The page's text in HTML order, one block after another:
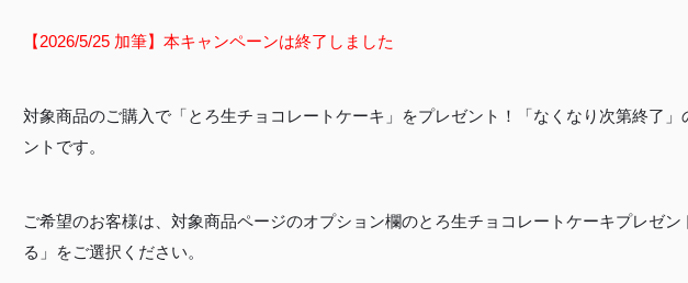
【2026/5/25 加筆】 本キャンペーンは終了しました
対象商品のご購入で「とろ生チョコレートケーキ」をプレゼント！「なくなり次第終了」
ントです。
ご希望のお客様は、対象商品ページのオプション欄のとろ生チョコレートケーキプレゼン
る」をご選択ください。